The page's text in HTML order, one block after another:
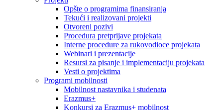
Opšte o programima finansiranja
Tekući i realizovani projekti
Otvoreni pozivi
Procedura pretprijave projekata
Interne procedure za rukovodioce projekata
Webinari i prezentacije
Resursi za pisanje i implementaciju projekata
Vesti o projektima
Programi mobilnosti
Mobilnost nastavnika i studenata
Erazmus+
Konkursi za Erazmus+ mobilnost